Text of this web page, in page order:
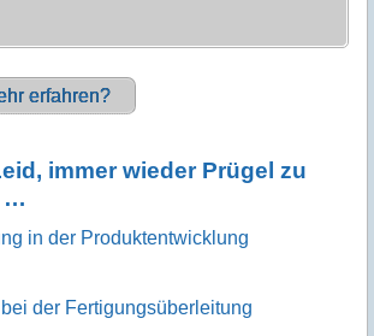
erfahren?
immer wieder Prügel zu
…
in der Produktentwicklung
der Fertigungsüberleitung